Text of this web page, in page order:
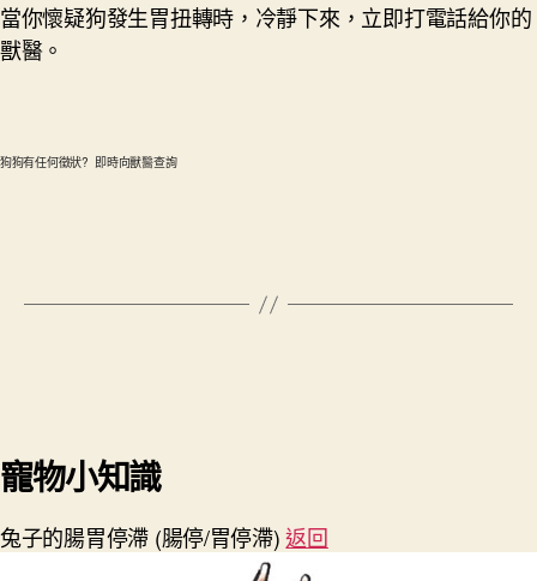
當你懷疑狗發生胃扭轉時，冷靜下來，立即打電話給你的
獸醫。
狗狗有任何徵狀? 即時向獸醫查詢
寵物小知識
兔子的腸胃停滯 (腸停/胃停滯)返回